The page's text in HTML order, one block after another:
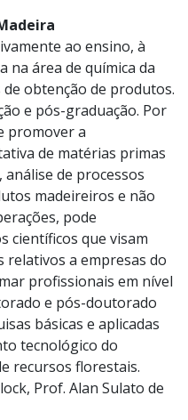
ao ensino, à
na área de química da
obtenção de produtos.
e pós-graduação. Por
promover a
de matérias primas
de processos
madeireiros e não
pode
científicos que visam
a empresas do
profissionais em nível
e pós-doutorado
básicas e aplicadas
tecnológico do
recursos florestais.
Prof. Alan Sulato de